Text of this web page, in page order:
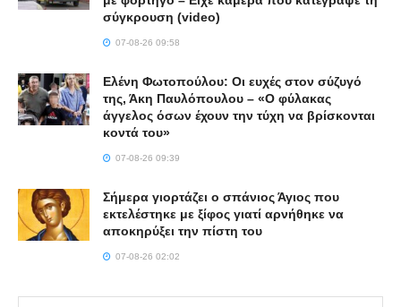
σύγκρουση (video)
07-08-26 09:58
Ελένη Φωτοπούλου: Οι ευχές στον σύζυγό
της, Άκη Παυλόπουλου – «Ο φύλακας
άγγελος όσων έχουν την τύχη να βρίσκονται
κοντά του»
07-08-26 09:39
Σήμερα γιορτάζει ο σπάνιος Άγιος που
εκτελέστηκε με ξίφος γιατί αρνήθηκε να
αποκηρύξει την πίστη του
07-08-26 02:02